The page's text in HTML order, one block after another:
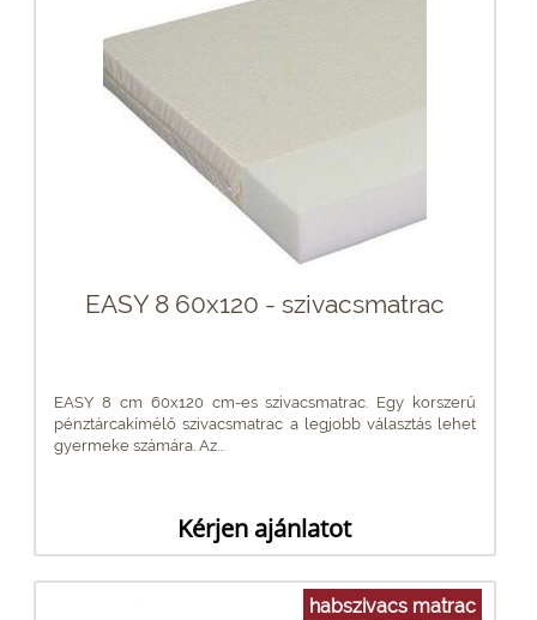
EASY 8 60x120 - szivacsmatrac
EASY 8 cm 60x120 cm-es szivacsmatrac. Egy korszerű
pénztárcakímélő szivacsmatrac a legjobb választás lehet
gyermeke számára. Az...
Kérjen ajánlatot
habszivacs matrac